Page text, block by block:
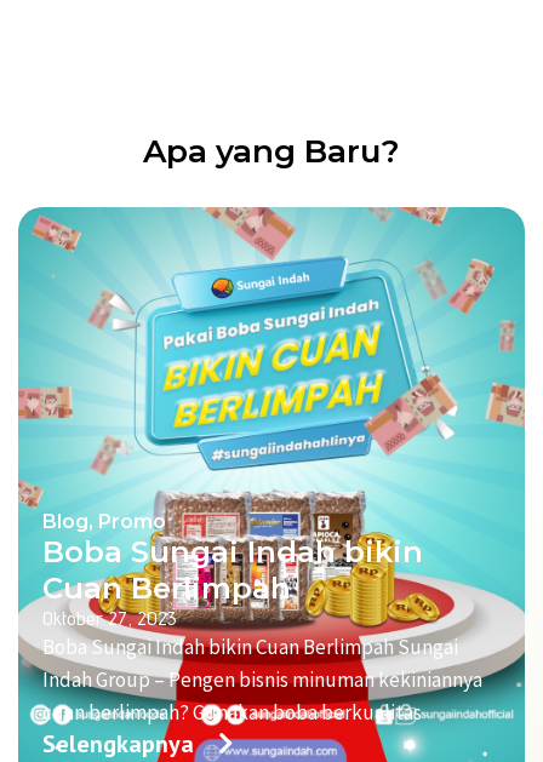
Apa yang Baru?
Blog, Promo
Boba Sungai Indah bikin
Cuan Berlimpah
Oktober 27, 2023
Boba Sungai Indah bikin Cuan Berlimpah Sungai
Indah Group – Pengen bisnis minuman kekiniannya
cuan berlimpah? Gunakan boba berkualitas
Selengkapnya